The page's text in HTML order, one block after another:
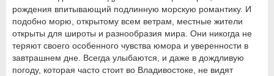
рождения впитывающий подлинную морскую романтику. И
подобно морю, открытому всем ветрам, местные жители
открыты для широты и разнообразия мира. Они никогда не
теряют своего особенного чувства юмора и уверенности в
завтрашнем дне. Всегда улыбаются, и даже в дождливую
погоду, которая часто стоит во Владивостоке, не видят